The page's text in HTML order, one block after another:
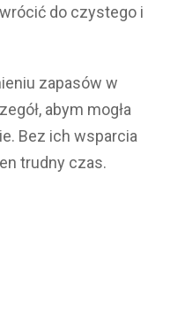
do czystego i
zapasów w
abym mogła
Bez ich wsparcia
trudny czas.